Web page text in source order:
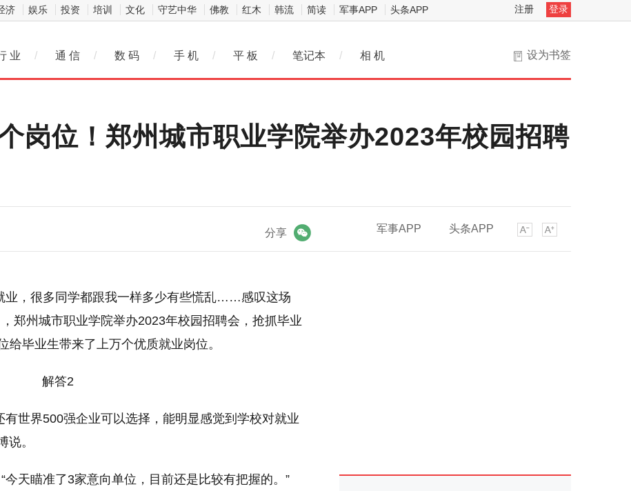
济 娱乐 投资 培训 文化 守艺中华 佛教 红木 韩流 简读 军事APP 头条APP 注册 登录
设为书签
业 / 通 信 / 数 码 / 手 机 / 平 板 / 笔记本 / 相 机
岗位！郑州城市职业学院举办2023年校园招聘
军事APP 头条APP
分享
业，很多同学都跟我一样多少有些慌乱……感叹这场
郑州城市职业学院举办2023年校园招聘会，抢抓毕业
毕业生带来了上万个优质就业岗位。
世界500强企业可以选择，能明显感觉到学校对就业
说。
天瞄准了3家意向单位，目前还是比较有把握的。”